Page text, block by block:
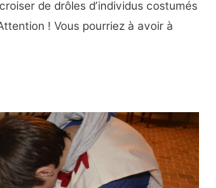
de drôles d’individus costumés
! Vous pourriez à avoir à